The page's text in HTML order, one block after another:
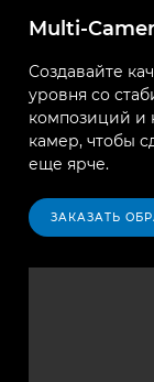
Multi-
Создавайте
уровня со
композиций и
камер, чтобы
еще ярче.
ЗАКАЗАТЬ